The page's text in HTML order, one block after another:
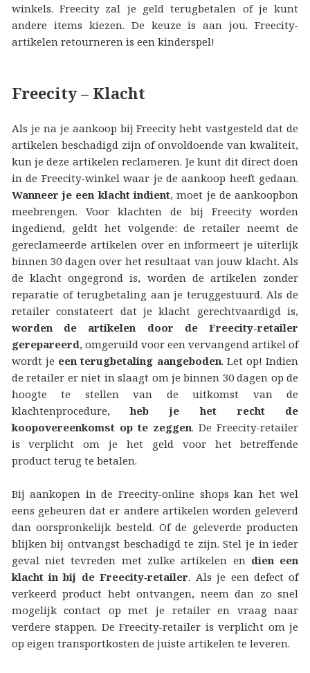
winkels. Freecity zal je geld terugbetalen of je kunt
andere items kiezen. De keuze is aan jou. Freecity-
artikelen retourneren is een kinderspel!
Freecity – Klacht
Als je na je aankoop bij Freecity hebt vastgesteld dat de
artikelen beschadigd zijn of onvoldoende van kwaliteit,
kun je deze artikelen reclameren. Je kunt dit direct doen
in de Freecity-winkel waar je de aankoop heeft gedaan.
Wanneer je een klacht indient, moet je de aankoopbon
meebrengen. Voor klachten de bij Freecity worden
ingediend, geldt het volgende: de retailer neemt de
gereclameerde artikelen over en informeert je uiterlijk
binnen 30 dagen over het resultaat van jouw klacht. Als
de klacht ongegrond is, worden de artikelen zonder
reparatie of terugbetaling aan je teruggestuurd. Als de
retailer constateert dat je klacht gerechtvaardigd is,
worden de artikelen door de Freecity-retailer
gerepareerd, omgeruild voor een vervangend artikel of
wordt je een terugbetaling aangeboden. Let op! Indien
de retailer er niet in slaagt om je binnen 30 dagen op de
hoogte te stellen van de uitkomst van de
klachtenprocedure,heb je het recht de
koopovereenkomst op te zeggen. De Freecity-retailer
is verplicht om je het geld voor het betreffende
product terug te betalen.
Bij aankopen in de Freecity-online shops kan het wel
eens gebeuren dat er andere artikelen worden geleverd
dan oorspronkelijk besteld. Of de geleverde producten
blijken bij ontvangst beschadigd te zijn. Stel je in ieder
geval niet tevreden met zulke artikelen en dien een
klacht in bij de Freecity‑retailer. Als je een defect of
verkeerd product hebt ontvangen, neem dan zo snel
mogelijk contact op met je retailer en vraag naar
verdere stappen. De Freecity-retailer is verplicht om je
op eigen transportkosten de juiste artikelen te leveren.